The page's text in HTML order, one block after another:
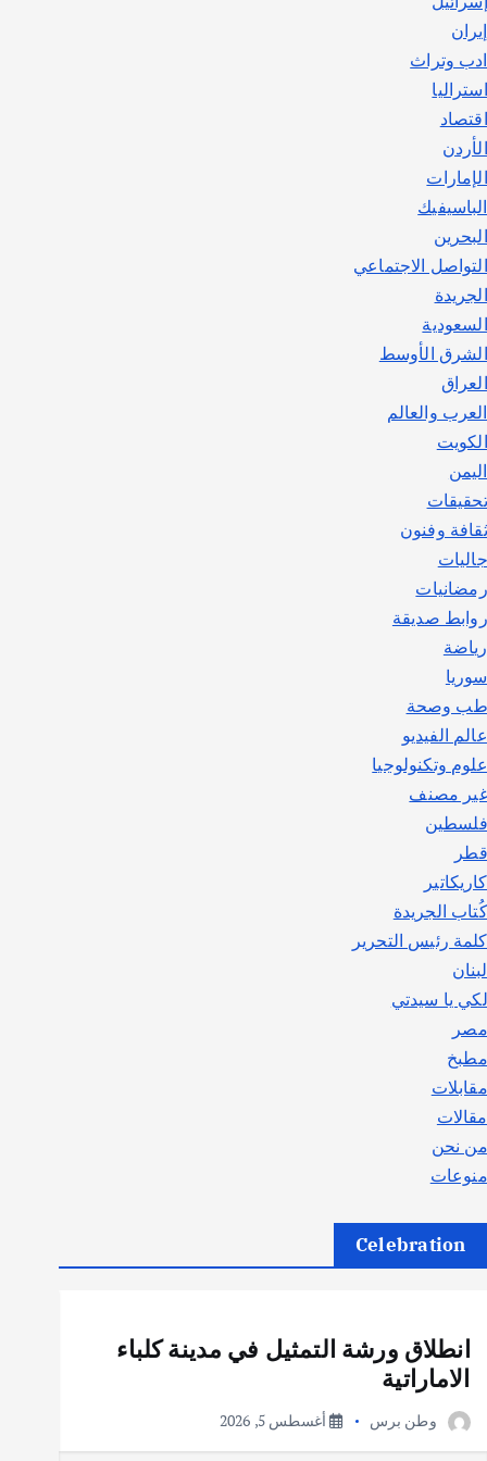
إيران
ادب وتراث
استراليا
اقتصاد
الأردن
الإمارات
الباسيفيك
البحرين
التواصل الاجتماعي
الجريدة
السعودية
الشرق الأوسط
العراق
العرب والعالم
الكويت
اليمن
تحقيقات
ثقافة وفنون
جاليات
رمضانيات
روابط صديقة
رياضة
سوريا
طب وصحة
عالم الفيديو
علوم وتكنولوجيا
غير مصنف
فلسطين
قطر
كاريكاتير
كُتاب الجريدة
كلمة رئيس التحرير
لبنان
لكي يا سيدتي
مصر
مطبخ
مقابلات
مقالات
من نحن
منوعات
Celebration
انطلاق ورشة التمثيل في مدينة كلباء
الاماراتية
وطن برس أغسطس 5, 2026